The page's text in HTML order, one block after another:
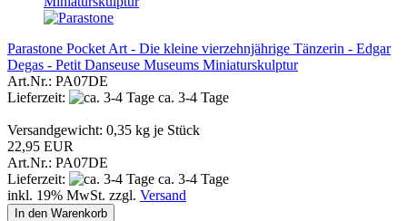
Parastone Pocket Art - Die kleine vierzehnjährige Tänzerin - Edgar
Degas - Petit Danseuse Museums Miniaturskulptur
Art.Nr.: PA07DE
Lieferzeit:
ca. 3-4 Tage
Versandgewicht: 0,35 kg je Stück
22,95 EUR
Art.Nr.: PA07DE
Lieferzeit:
ca. 3-4 Tage
inkl. 19% MwSt. zzgl. Versand
In den Warenkorb